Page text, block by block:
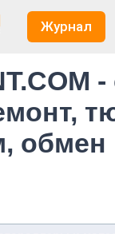
Журнал